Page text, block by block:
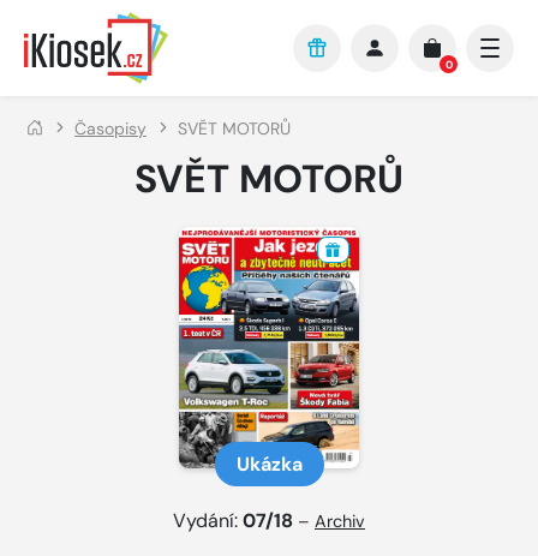
Přejít na hlavní obsah
0
Časopisy SVĚT MOTORŮ
SVĚT MOTORŮ
Ukázka
Vydání:07/18 – Archiv